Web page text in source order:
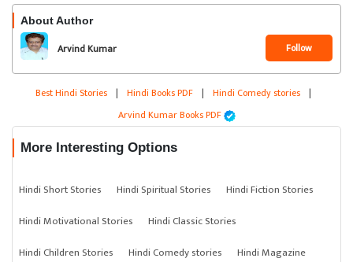
About Author
Arvind Kumar Follow
Best Hindi Stories | Hindi Books PDF | Hindi Comedy stories |
Arvind Kumar Books PDF
More Interesting Options
Hindi Short Stories Hindi Spiritual Stories
Hindi Fiction Stories
Hindi Motivational Stories
Hindi Classic Stories
Hindi Children Stories
Hindi Comedy stories
Hindi Magazine